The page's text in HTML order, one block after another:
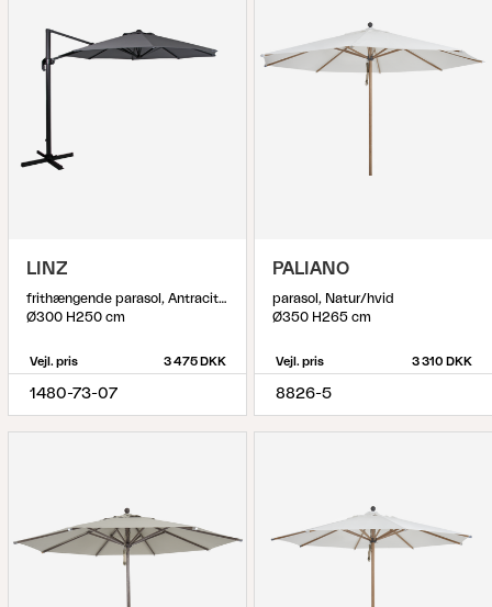
LINZ
frithængende parasol, Antracit/Grå
Ø300 H250 cm
Vejl. pris 3 475 DKK
1480-73-07
PALIANO
parasol, Natur/hvid
Ø350 H265 cm
Vejl. pris 3 310 DKK
8826-5